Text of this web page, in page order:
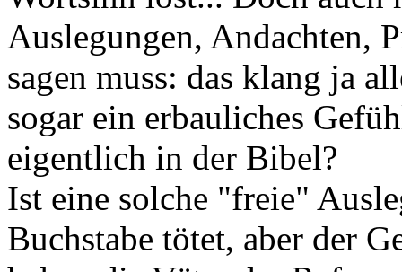
Auslegungen, Andachten,
sagen muss: das klang ja
sogar ein erbauliches
eigentlich in der Bibel?
Ist eine solche "freie"
Buchstabe tötet, aber der